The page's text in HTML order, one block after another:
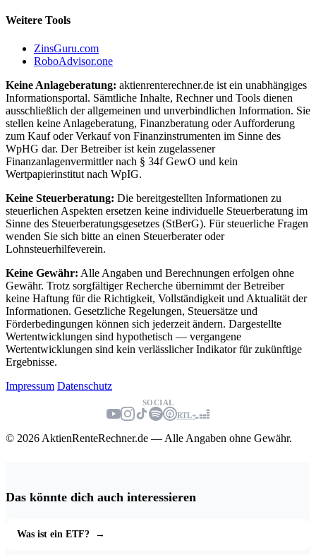
Weitere Tools
ZinsGuru.com
RoboAdvisor.one
Keine Anlageberatung: aktienrenterechner.de ist ein unabhängiges
Informationsportal. Sämtliche Inhalte, Rechner und Tools dienen
ausschließlich der allgemeinen und unverbindlichen Information. Sie
stellen keine Anlageberatung, Finanzberatung oder Aufforderung
zum Kauf oder Verkauf von Finanzinstrumenten im Sinne des
WpHG dar. Der Betreiber ist kein zugelassener
Finanzanlagenvermittler nach § 34f GewO und kein
Wertpapierinstitut nach WpIG.
Keine Steuerberatung: Die bereitgestellten Informationen zu
steuerlichen Aspekten ersetzen keine individuelle Steuerberatung im
Sinne des Steuerberatungsgesetzes (StBerG). Für steuerliche Fragen
wenden Sie sich bitte an einen Steuerberater oder
Lohnsteuerhilfeverein.
Keine Gewähr: Alle Angaben und Berechnungen erfolgen ohne
Gewähr. Trotz sorgfältiger Recherche übernimmt der Betreiber
keine Haftung für die Richtigkeit, Vollständigkeit und Aktualität der
Informationen. Gesetzliche Regelungen, Steuersätze und
Förderbedingungen können sich jederzeit ändern. Dargestellte
Wertentwicklungen sind hypothetisch — vergangene
Wertentwicklungen sind kein verlässlicher Indikator für zukünftige
Ergebnisse.
Impressum Datenschutz
SOCIAL
RTL+
© 2026 AktienRenteRechner.de — Alle Angaben ohne Gewähr.
Das könnte dich auch interessieren
Was ist ein ETF? →